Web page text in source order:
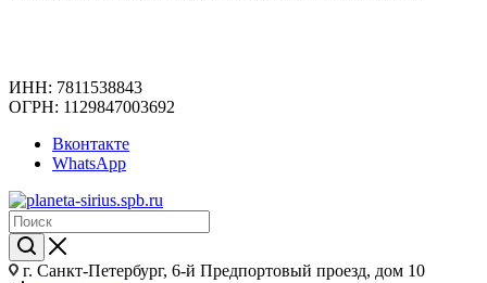
ИНН: 7811538843
ОГРН: 1129847003692
Вконтакте
WhatsApp
г. Санкт-Петербург, 6-й Предпортовый проезд, дом 10